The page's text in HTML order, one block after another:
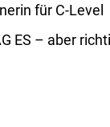
für C-Level
ES – aber